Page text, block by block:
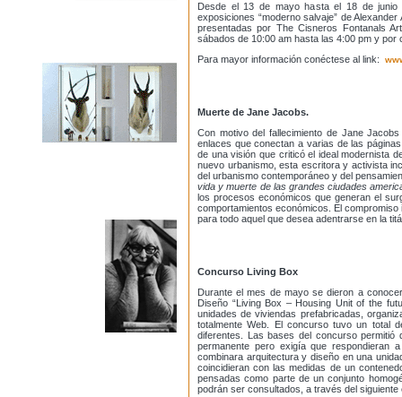
Desde el 13 de mayo hasta el 18 de
exposiciones “moderno salvaje” de
presentadas por The Cisneros Fontanals
sábados de 10:00 am hasta las 4:00 pm y
Para mayor información conéctese al link:
Muerte de Jane Jacobs.
Con motivo del fallecimiento de Jane
enlaces que conectan a varias de las
de una visión que criticó el ideal modernista
nuevo urbanismo, esta escritora y activista
del urbanismo contemporáneo y del
vida y muerte de las grandes ciudades
los procesos económicos que generan el
comportamientos económicos. El
para todo aquel que desea adentrarse en la
Concurso Living Box
Durante el mes de mayo se dieron a
Diseño “Living Box – Housing Unit of the
unidades de viviendas prefabricadas,
totalmente Web. El concurso tuvo un total
diferentes. Las bases del concurso
permanente pero exigía que respondieran
combinara arquitectura y diseño en una
coincidieran con las medidas de un
pensadas como parte de un conjunto
podrán ser consultados, a través del